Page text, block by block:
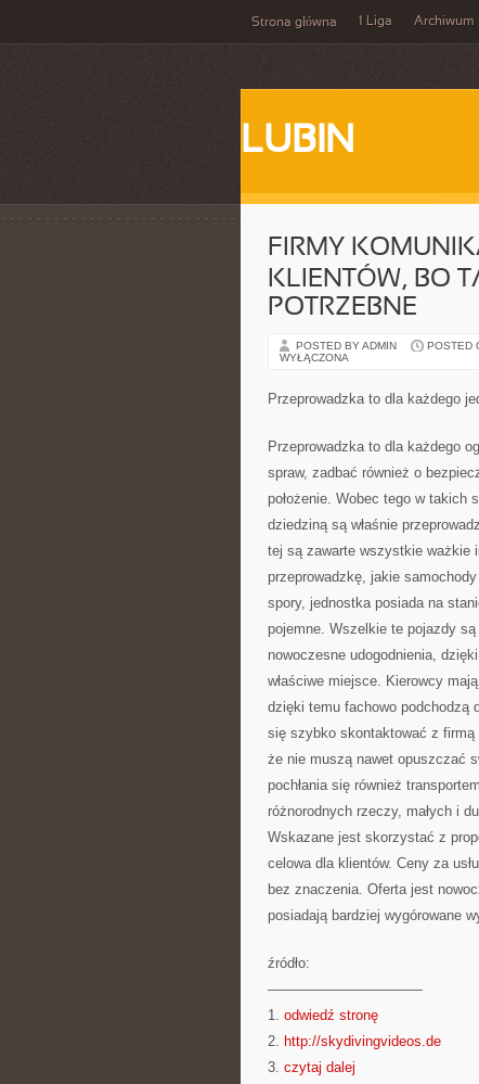
Strona główna 1 Liga Archiwum
LUBIN
FIRMY
KLIENTÓW, BO
POTRZEBNE
POSTED BY ADMIN POSTED
WYŁĄCZONA
Przeprowadzka to dla każdego
Przeprowadzka to dla każdego
spraw, zadbać również o
położenie. Wobec tego w takich
dziedziną są właśnie
tej są zawarte wszystkie ważkie
przeprowadzkę, jakie
spory, jednostka posiada na
pojemne. Wszelkie te pojazdy
nowoczesne udogodnienia,
właściwe miejsce. Kierowcy
dzięki temu fachowo podchodzą
się szybko skontaktować z firmą
że nie muszą nawet opuszczać
pochłania się również
różnorodnych rzeczy, małych i
Wskazane jest skorzystać z
celowa dla klientów. Ceny za
bez znaczenia. Oferta jest
posiadają bardziej wygórowane
źródło:
———————————
1. odwiedź stronę
2. http://skydivingvideos.de
3. czytaj dalej